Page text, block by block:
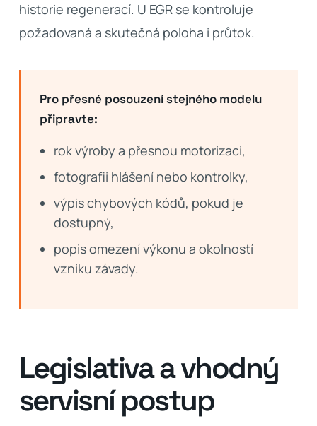
historie regenerací. U EGR se kontroluje
požadovaná a skutečná poloha i průtok.
Pro přesné posouzení stejného modelu
připravte:
rok výroby a přesnou motorizaci,
fotografii hlášení nebo kontrolky,
výpis chybových kódů, pokud je
dostupný,
popis omezení výkonu a okolností
vzniku závady.
Legislativa a vhodný
servisní postup